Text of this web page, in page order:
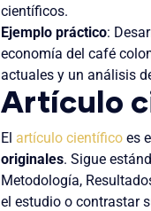
científicos.
Ejemplo práctico:
economía del café
actuales y un análisis
Artículo
El artículo científico es
originales. Sigue
Metodología,
el estudio o contrastar